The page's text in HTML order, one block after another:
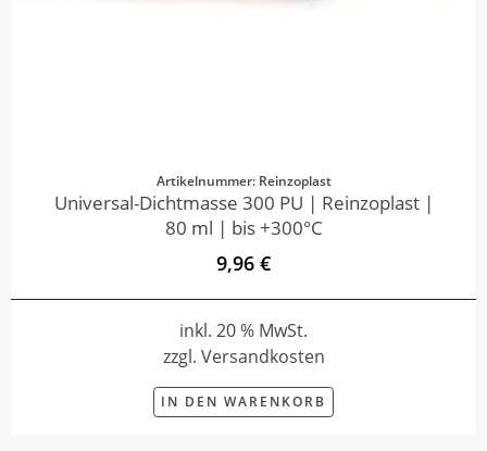
Artikelnummer: Reinzoplast
Universal-Dichtmasse 300 PU | Reinzoplast |
80 ml | bis +300°C
9,96 €
inkl. 20 % MwSt.
zzgl. Versandkosten
IN DEN WARENKORB